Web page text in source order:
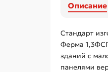
Описание
Стандарт
Ферма
зданий с
панелями